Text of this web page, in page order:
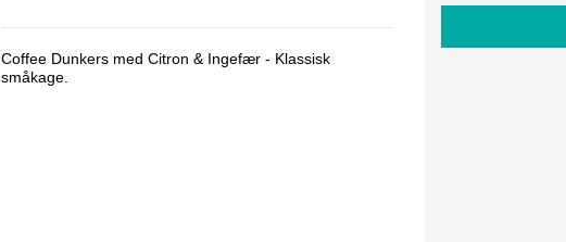
Coffee Dunkers med Citron & Ingefær - Klassisk
småkage.